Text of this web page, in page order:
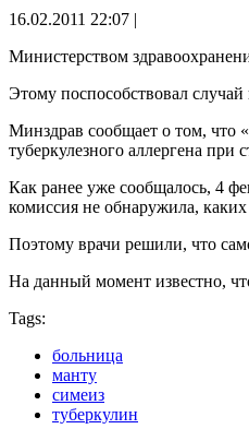
16.02.2011 22:07 |
Министерством
Этому поспособствовал
Минздрав сообщает о том, что
туберкулезного аллергена при
Как ранее уже сообщалось, 4
комиссия не обнаружила,
Поэтому врачи решили, что
На данный момент известно,
Tags:
больница
манту
симеиз
туберкулин